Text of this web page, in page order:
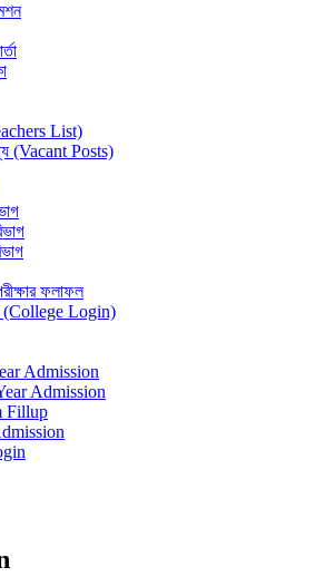
List)
(Vacant Posts)
ফলাফল
(College Login)
Admission
Admission
Fillup